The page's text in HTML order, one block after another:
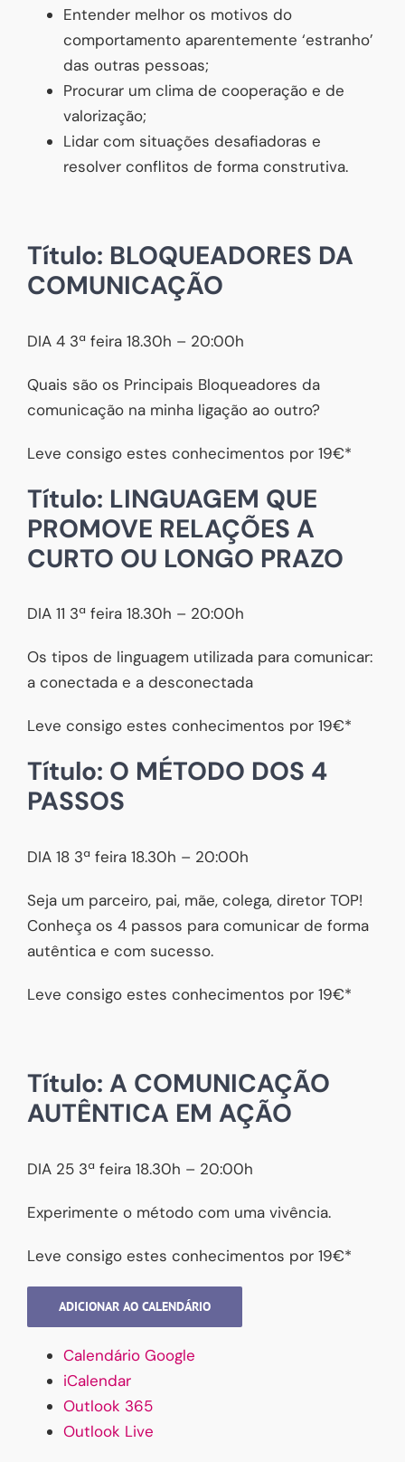
Entender melhor os motivos do
comportamento aparentemente ‘estranho’
das outras pessoas;
Procurar um clima de cooperação e de
valorização;
Lidar com situações desafiadoras e
resolver conflitos de forma construtiva.
Título: BLOQUEADORES DA
COMUNICAÇÃO
DIA 4 3ª feira 18.30h – 20:00h
Quais são os Principais Bloqueadores da
comunicação na minha ligação ao outro?
Leve consigo estes conhecimentos por 19€*
Título: LINGUAGEM QUE
PROMOVE RELAÇÕES A
CURTO OU LONGO PRAZO
DIA 11 3ª feira 18.30h – 20:00h
Os tipos de linguagem utilizada para comunicar:
a conectada e a desconectada
Leve consigo estes conhecimentos por 19€*
Título: O MÉTODO DOS 4
PASSOS
DIA 18 3ª feira 18.30h – 20:00h
Seja um parceiro, pai, mãe, colega, diretor TOP!
Conheça os 4 passos para comunicar de forma
autêntica e com sucesso.
Leve consigo estes conhecimentos por 19€*
Título: A COMUNICAÇÃO
AUTÊNTICA EM AÇÃO
DIA 25 3ª feira 18.30h – 20:00h
Experimente o método com uma vivência.
Leve consigo estes conhecimentos por 19€*
ADICIONAR AO CALENDÁRIO
Calendário Google
iCalendar
Outlook 365
Outlook Live